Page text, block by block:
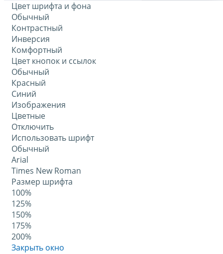
Цвет шрифта и фона
Обычный
Контрастный
Инверсия
Комфортный
Цвет кнопок и ссылок
Обычный
Красный
Синий
Изображения
Цветные
Отключить
Использовать шрифт
Обычный
Arial
Times New Roman
Размер шрифта
100%
125%
150%
175%
200%
Закрыть окно